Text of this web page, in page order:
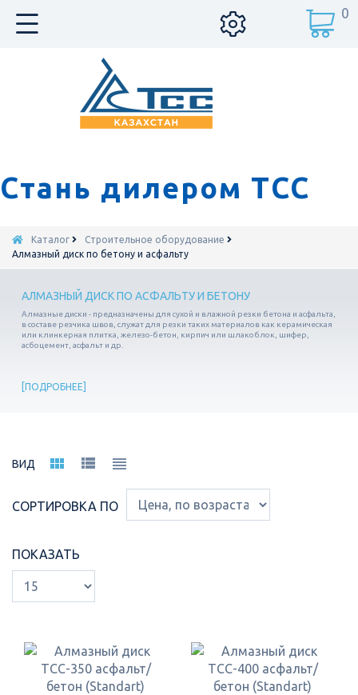
Стань дилером ТСС
0
Каталог
Строительное оборудование
Алмазный диск по бетону и асфальту
АЛМАЗНЫЙ ДИСК ПО АСФАЛЬТУ И БЕТОНУ
Алмазные диски - предназначены для сухой и влажной резки бетона и асфальта,
в составе резчика швов, служат для резки таких материалов как керамическая
или клинкерная плитка, железо-бетон, кирпич или шлакоблок, шифер,
асбоцемент, асфальт и др.
ПОДРОБНЕЕ
ВИД
СОРТИРОВКА ПО
ПОКАЗАТЬ